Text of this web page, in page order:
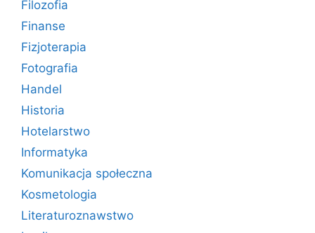
Filozofia
Finanse
Fizjoterapia
Fotografia
Handel
Historia
Hotelarstwo
Informatyka
Komunikacja społeczna
Kosmetologia
Literaturoznawstwo